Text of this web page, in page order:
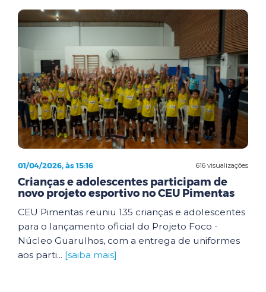
616 visualizações
01/04/2026, às 15:16
Crianças e adolescentes participam de
novo projeto esportivo no CEU Pimentas
CEU Pimentas reuniu 135 crianças e adolescentes
para o lançamento oficial do Projeto Foco -
Núcleo Guarulhos, com a entrega de uniformes
aos parti... [saiba mais]